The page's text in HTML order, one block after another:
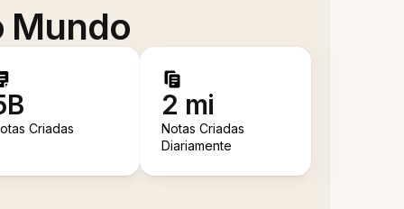
Mundo
Criadas
2 mi
Notas Criadas
Diariamente